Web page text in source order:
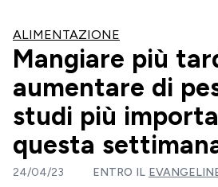
ALIMENTAZIONE
Mangiare più
aumentare di
studi più
questa
24/04/23 ENTRO IL